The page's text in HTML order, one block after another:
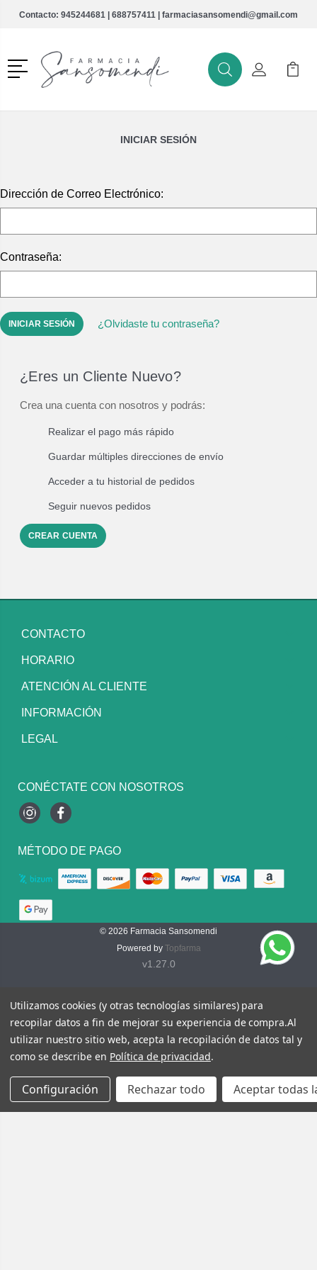
Contacto: 945244681 | 688757411 | farmaciasansomendi@gmail.com
Menú
BuscarMi Cuenta
Mi
INICIAR SESIÓN
Dirección de Correo Electrónico:
Contraseña:
¿Olvidaste tu contraseña?
¿Eres un Cliente Nuevo?
Crea una cuenta con nosotros y podrás:
Realizar el pago más rápido
Guardar múltiples direcciones de envío
Acceder a tu historial de pedidos
Seguir nuevos pedidos
CREAR CUENTA
CONTACTO
HORARIO
ATENCIÓN AL CLIENTE
INFORMACIÓN
LEGAL
CONÉCTATE CON NOSOTROS
InstagramFacebook
MÉTODO DE PAGO
© 2026 Farmacia Sansomendi
Powered by Topfarma
v1.27.0
Utilizamos cookies (y otras tecnologías similares) para
recopilar datos a fin de mejorar su experiencia de compra.Al
utilizar nuestro sitio web, acepta la recopilación de datos tal y
como se describe en Política de privacidad.
Configuración Rechazar todo Aceptar todas